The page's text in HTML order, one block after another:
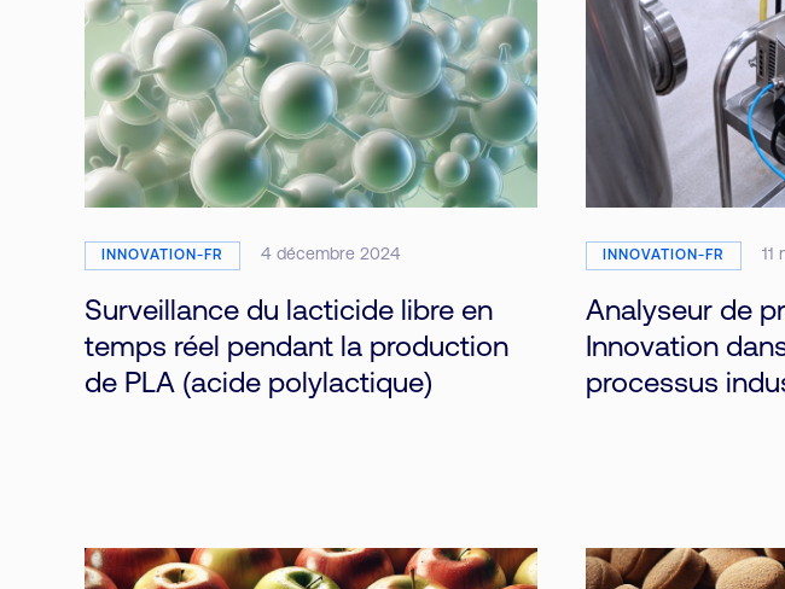
INNOVATION-FR 4 décembre 2024
Surveillance du lacticide libre en
temps réel pendant la production
de PLA (acide polylactique)
INNOVATION-FR 11
Analyseur de
Innovation
processus